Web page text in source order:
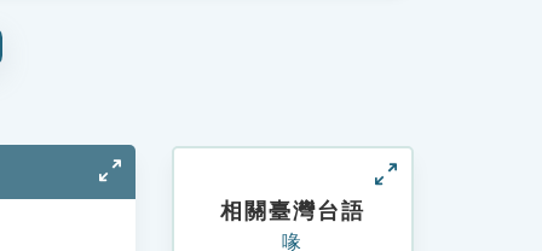
相關臺灣台語
喙